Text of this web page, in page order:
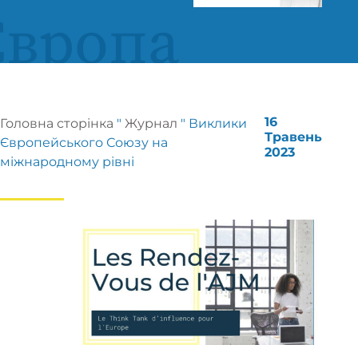
Головна сторінка " Журнал " Виклики
Європейського Союзу на
міжнародному рівні
16
Травень
2023